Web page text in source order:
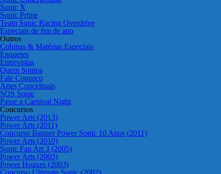
Sonic X
Sonic Prime
Team Sonic Racing Overdrive
Especiais de fim de ano
Outros
Colunas & Matérias Especiais
Enquetes
Entrevistas
Quem Somos
Fale Conosco
Artes Conceituais
SOS Sonic
Passe a Carnival Night
Concursos
Power Arts (2013)
Power Arts (2011)
Concurso Banner Power Sonic 10 Anos (2011)
Power Arts (2010)
Sonic Fan Art 3 (2005)
Power Arts (2003)
Power Hoaxes (2003)
Concurso Ultimate Sonic (2002)